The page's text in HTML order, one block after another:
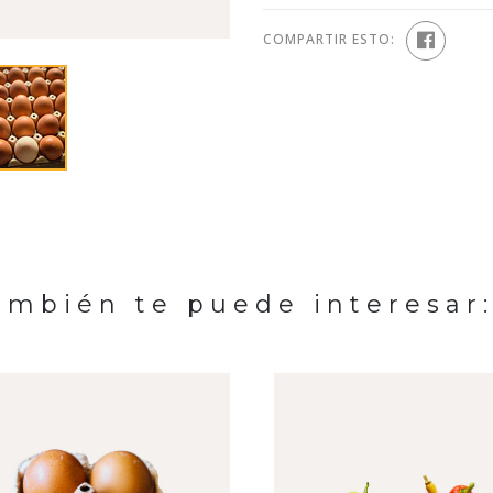
COMPARTIR ESTO:
te puede interesar: